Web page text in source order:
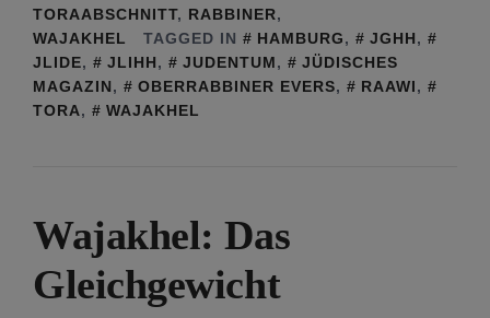
TORAABSCHNITT, RABBINER,
WAJAKHEL
TAGGED IN HAMBURG, JGHH,
JLIDE, JLIHH, JUDENTUM,
JÜDISCHES
MAGAZIN, OBERRABBINER EVERS, RAAWI,
TORA, WAJAKHEL
Wajakhel: Das
Gleichgewicht